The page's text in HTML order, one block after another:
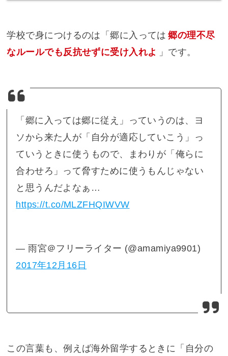
学校で身につけるのは「郷に入っては 郷の理不尽
なルールでも反抗せずに受け入れよ
」です。
「郷に入っては郷に従え」っていうのは、ヨ
ソから来た人が「自分が適応していこう」っ
ていうときに使うもので、まわりが「俺らに
合わせろ」って脅すために使うもんじゃない
と思うんだよなぁ…
https://t.co/MLZFHQIWVW
— 雨宮＠フリーライター (@amamiya9901)
2017年12月16日
この言葉も、例えば海外留学するときに「自分の